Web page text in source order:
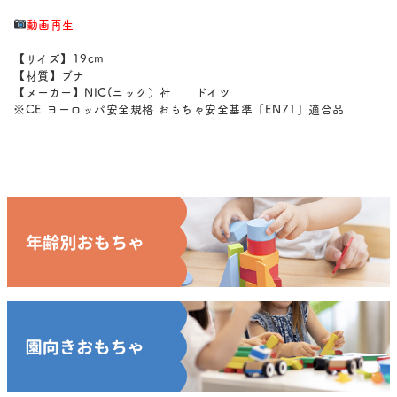
動画再生
【サイズ】19cm
【材質】ブナ
【メーカー】NIC(ニック）社 ドイツ
※CE ヨーロッパ安全規格 おもちゃ安全基準「EN71」適合品